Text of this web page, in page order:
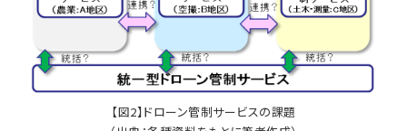
【図2】ドローン管制サービスの課題